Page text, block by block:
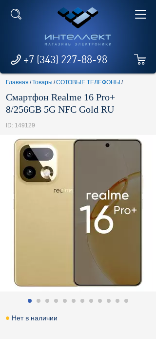
+7 (343) 227-88-98
Главная /Товары /СОТОВЫЕ ТЕЛЕФОНЫ /
Смартфон Realme 16 Pro+
8/256GB 5G NFC Gold RU
ID: 149129
Нет в наличии